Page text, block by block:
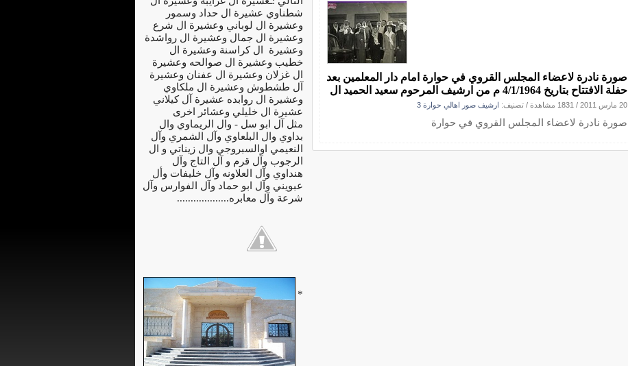
صورة نادرة لاعضاء المجلس القروي في حوارة امام دار المعلمين بعد
حفلة الافتتاح بتاريخ 4/1/1964 م من ارشيف المرحوم سعيد الحميد ال
20 مارس 2011 / 1831 مشاهدة / تصنيف: ارشيف صور اهالي حوارة 3
صورة نادرة لاعضاء المجلس القروي في حوارة
شطناوي عشيرة ال حداد وسمور
وعشيرة ال لوباني وعشيرة ال شرع
وعشيرة ال جمال وعشيرة ال رواشدة
وعشيرة ال كراسنة وعشيرة ال
خطيب وعشيرة ال صوالحه وعشيرة
ال غزلان وعشيرة ال عفنان وعشيرة
آل طشطوش وعشيرة ال ملكاوي
وعشيرة ال روابده عشيرة آل كيلاني
عشيرة ال خليلي وعشائر اخرى
مثل آل ابو سل - وال الريماوي وال
بداوي وال البلعاوي وآل الشمري وآل
النعيمي اوالسبروجي وال زيناتي و ال
الرجوب وآل قرم و آل التاج وآل
هنداوي وآل العلاونه وآل خليفات وأل
عبويني وآل ابو حماد وآل الفوارس وآل
شرعة وآل معابره...................
*